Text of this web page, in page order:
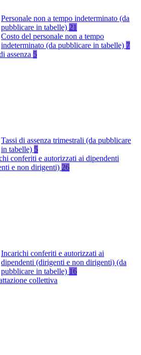
Personale non a tempo indeterminato (da
pubblicare in tabelle) 21
Costo del personale non a tempo
indeterminato (da pubblicare in tabelle) 7
assenza 5
Tassi di assenza trimestrali (da pubblicare
in tabelle) 5
conferiti e autorizzati ai dipendenti
e non dirigenti) 26
Incarichi conferiti e autorizzati ai
dipendenti (dirigenti e non dirigenti) (da
pubblicare in tabelle) 16
collettiva